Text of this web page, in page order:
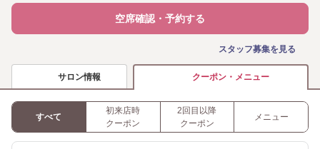
空席確認・予約する
スタッフ募集を見る
サロン情報 クーポン・メニュー
すべて
初来店時
クーポン
2回目以降
クーポン
メニュー